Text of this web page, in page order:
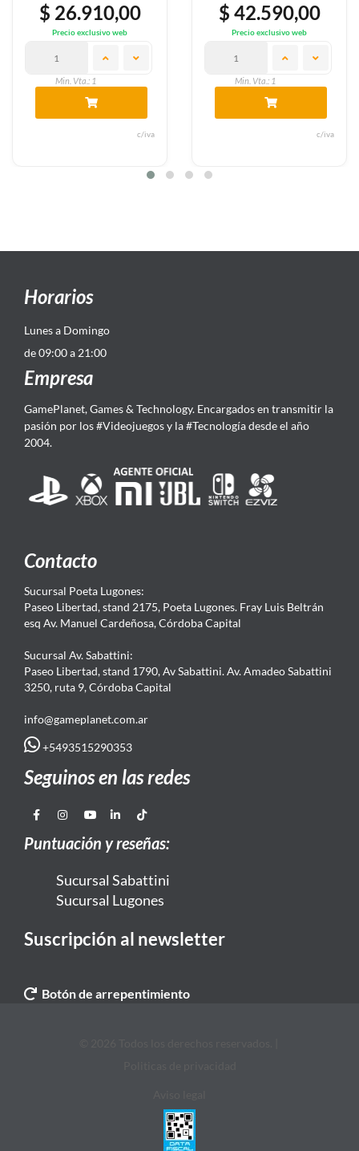
$ 42.590,00
Precio exclusivo web
$
Precio exclusivo
Horarios
Lunes a Domingo
de 09:00 a 21:00
Empresa
GamePlanet, Games & Technology. Encargados en transmitir la
pasión por los #Videojuegos y la #Tecnología desde el año
2004.
Contacto
Sucursal Poeta Lugones:
Paseo Libertad, stand 2175, Poeta Lugones. Fray Luis Beltrán
esq Av. Manuel Cardeñosa, Córdoba Capital
Sucursal Av. Sabattini:
Paseo Libertad, stand 1790, Av Sabattini. Av. Amadeo Sabattini
3250, ruta 9, Córdoba Capital
info@gameplanet.com.ar
+5493515290353
Seguinos en las redes
Puntuación y reseñas:
Sucursal Sabattini
Sucursal Lugones
Suscripción al newsletter
Botón de arrepentimiento